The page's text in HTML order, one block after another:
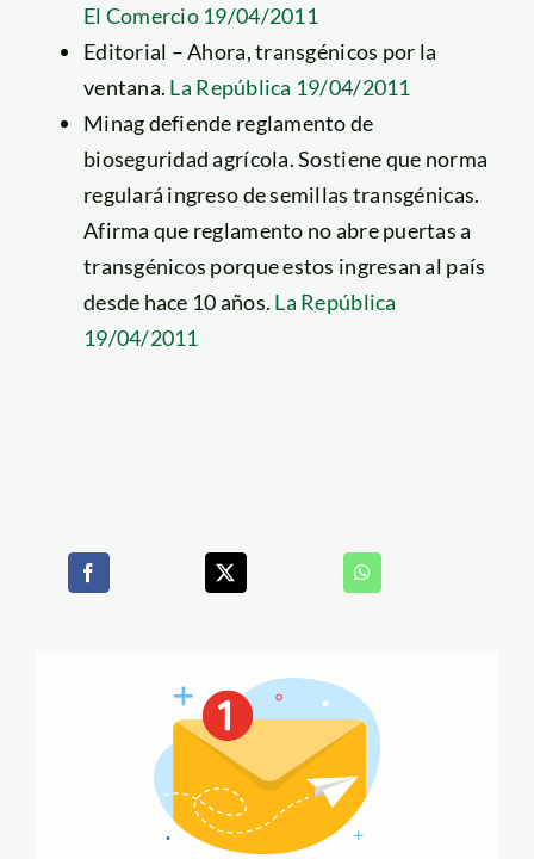
El Comercio 19/04/2011
Editorial – Ahora, transgénicos por la
ventana. La República 19/04/2011
Minag defiende reglamento de
bioseguridad agrícola. Sostiene que norma
regulará ingreso de semillas transgénicas.
Afirma que reglamento no abre puertas a
transgénicos porque estos ingresan al país
desde hace 10 años. La República
19/04/2011